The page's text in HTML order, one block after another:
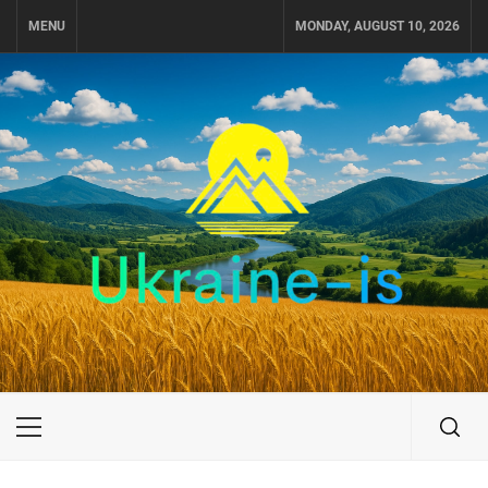
MENU MONDAY, AUGUST 10, 2026
UKRAINE-IS
ПУТЕШЕСТВИЕ ПО УКРАИНЕ
Primary